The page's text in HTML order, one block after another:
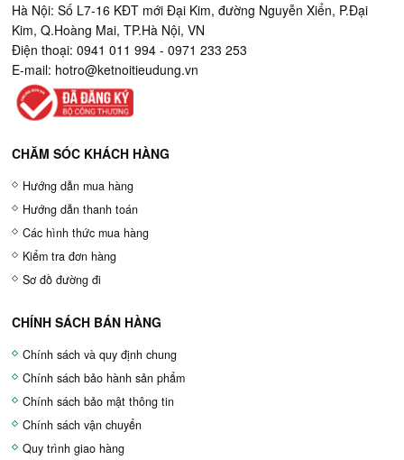
Hà Nội: Số L7-16 KĐT mới Đại Kim, đường Nguyễn Xiển, P.Đại
Kim, Q.Hoàng Mai, TP.Hà Nội, VN
Điện thoại: 0941 011 994 - 0971 233 253
E-mail: hotro@ketnoitieudung.vn
CHĂM SÓC KHÁCH HÀNG
Hướng dẫn mua hàng
Hướng dẫn thanh toán
Các hình thức mua hàng
Kiểm tra đơn hàng
Sơ đồ đường đi
CHÍNH SÁCH BÁN HÀNG
Chính sách và quy định chung
Chính sách bảo hành sản phẩm
Chính sách bảo mật thông tin
Chính sách vận chuyển
Quy trình giao hàng